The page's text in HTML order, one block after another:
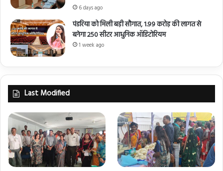
6 days ago
पंडरिया को मिली बड़ी सौगात, 1.99 करोड़ की लागत से
बनेगा 250 सीटर आधुनिक ऑडिटोरियम
1 week ago
Last Modified